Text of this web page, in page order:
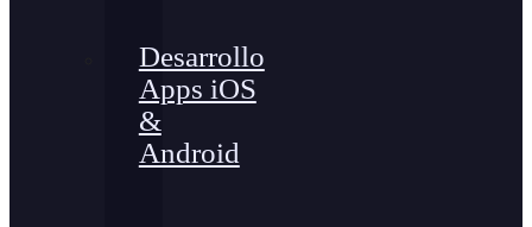
Desarrollo
Apps iOS
&
Android